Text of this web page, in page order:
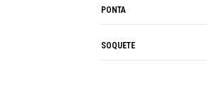
PONTA
SOQUETE